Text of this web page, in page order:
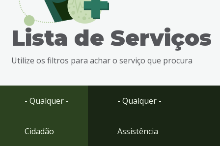
busca
Ir
Lista de Serviços
Utilize os filtros para achar o serviço que procura
- Qualquer -
Cidadão
- Qualquer -
Assistência